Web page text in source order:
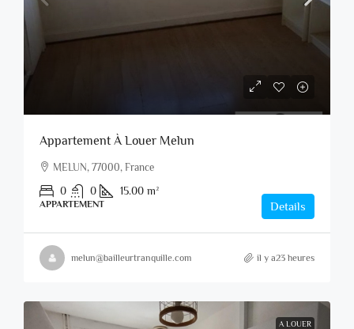
Appartement À Louer Melun
MELUN, 77000, France
0 0 15.00 m²
APPARTEMENT Details
melun@bailleurtranquille.com il y a23 heures
A LOUER